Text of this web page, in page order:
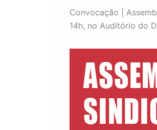
Convocação |
14h, no Auditório do